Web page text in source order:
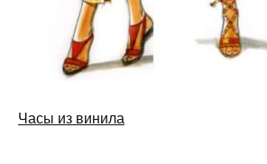
Часы из винила